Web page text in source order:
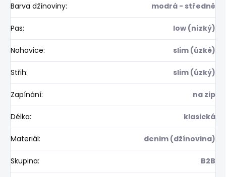
Barva džínoviny: modrá - středně
Pas: low (nízký)
Nohavice: slim (úzké)
Střih: slim (úzký)
Zapínání: na zip
Délka: klasická
Materiál: denim (džínovina)
Skupina: B2B